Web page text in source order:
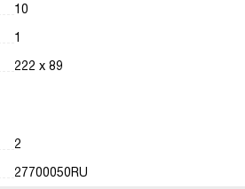
10
1
222 х 89
2
27700050RU